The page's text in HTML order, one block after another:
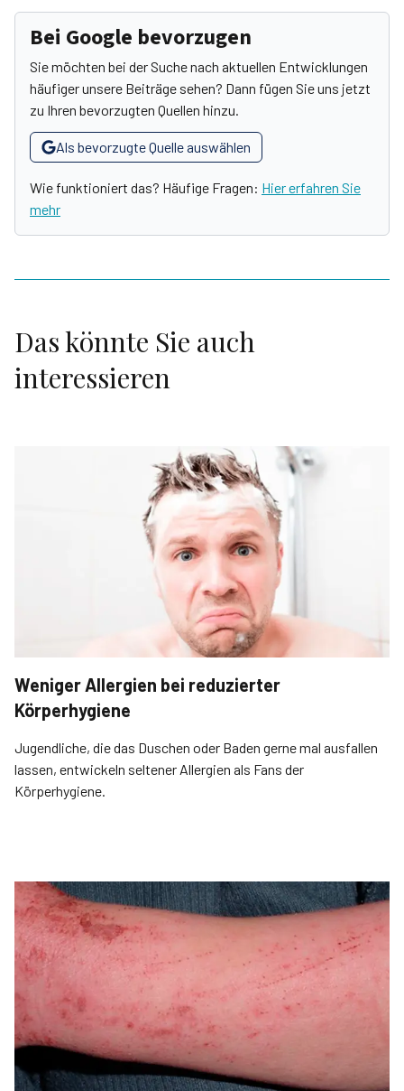
Bei Google bevorzugen
Sie möchten bei der Suche nach aktuellen Entwicklungen
häufiger unsere Beiträge sehen? Dann fügen Sie uns jetzt
zu Ihren bevorzugten Quellen hinzu.
Als bevorzugte Quelle auswählen
Wie funktioniert das? Häufige Fragen: Hier erfahren Sie
mehr
Das könnte Sie auch
interessieren
Weniger Allergien bei reduzierter
Körperhygiene
Jugendliche, die das Duschen oder Baden gerne mal ausfallen
lassen, entwickeln seltener Allergien als Fans der
Körperhygiene.